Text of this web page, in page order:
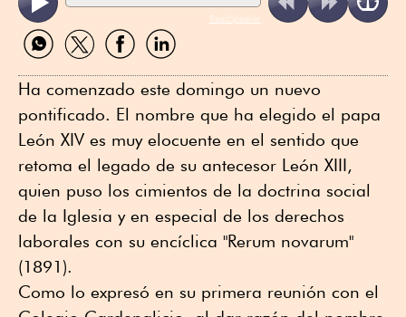
ReadSpeaker
Compartir
por
Compartir
por
Compartir
por
Compartir
por
Ha comenzado este domingo un nuevo
pontificado. El nombre que ha elegido el papa
León XIV es muy elocuente en el sentido que
retoma el legado de su antecesor León XIII,
quien puso los cimientos de la doctrina social
de la Iglesia y en especial de los derechos
laborales con su encíclica "Rerum novarum"
(1891).
Como lo expresó en su primera reunión con el